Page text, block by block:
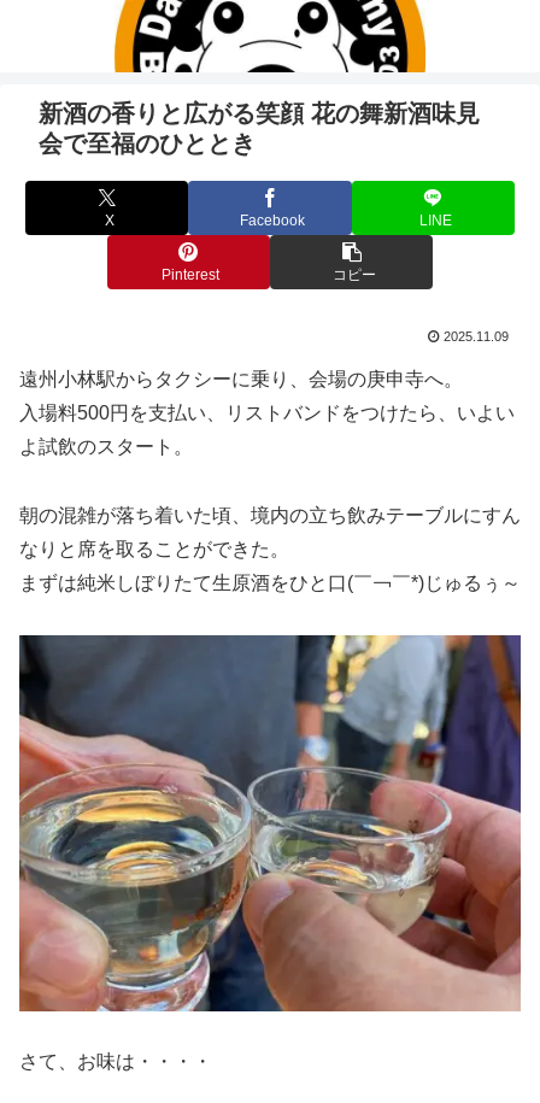
新酒の香りと広がる笑顔 花の舞新酒味見
会で至福のひととき
X Facebook LINE
Pinterest コピー
2025.11.09
遠州小林駅からタクシーに乗り、会場の庚申寺へ。
入場料500円を支払い、リストバンドをつけたら、いよい
よ試飲のスタート。
朝の混雑が落ち着いた頃、境内の立ち飲みテーブルにすん
なりと席を取ることができた。
まずは純米しぼりたて生原酒をひと口(￣￢￣*)じゅるぅ～
さて、お味は・・・・